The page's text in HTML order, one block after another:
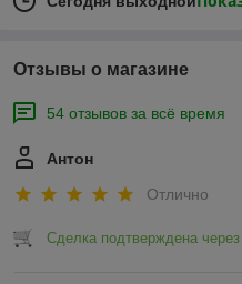
Отзывы о магазине
54 отзывов за всё время
Антон
Отлично
Сделка подтверждена через